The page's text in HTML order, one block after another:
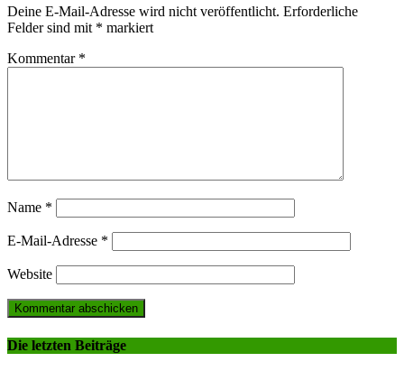
Deine E-Mail-Adresse wird nicht veröffentlicht. Erforderliche
Felder sind mit * markiert
Kommentar *
Name *
E-Mail-Adresse *
Website
Die letzten Beiträge